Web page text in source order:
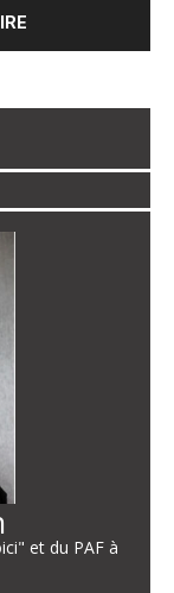
et du PAF à